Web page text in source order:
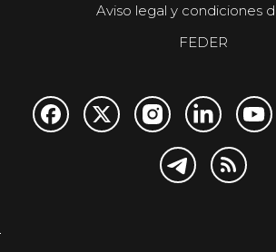
Aviso legal y condiciones
FEDER